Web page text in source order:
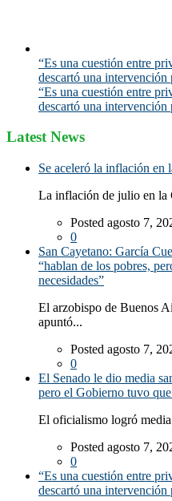
“Es una cuestión entre
descartó una intervención
“Es una cuestión entre
descartó una intervención
Latest News
Se aceleró la inflación en
La inflación de julio en la
Posted agosto 7,
0
San Cayetano: García
“hablan de los pobres,
necesidades”
El arzobispo de Buenos
apuntó...
Posted agosto 7,
0
El Senado le dio media
pero el Gobierno tuvo
El oficialismo logró
Posted agosto 7,
0
“Es una cuestión entre
descartó una intervención